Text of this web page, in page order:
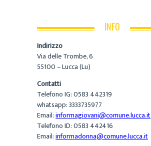
INFO
Indirizzo
Via delle Trombe, 6
55100 – Lucca (Lu)
Contatti
Telefono IG: 0583 442319
whatsapp: 3333735977
Email:informagiovani@comune.lucca.it
Telefono ID: 0583 442416
Email:informadonna@comune.lucca.it